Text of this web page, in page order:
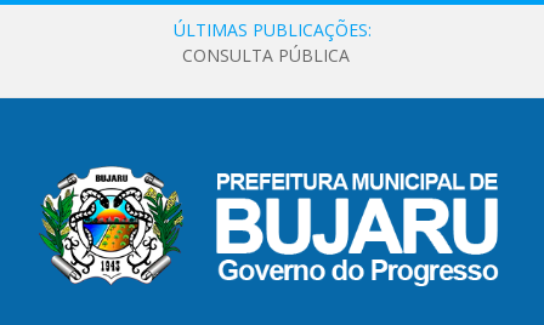
ÚLTIMAS PUBLICAÇÕES:
CONSULTA PÚBLICA